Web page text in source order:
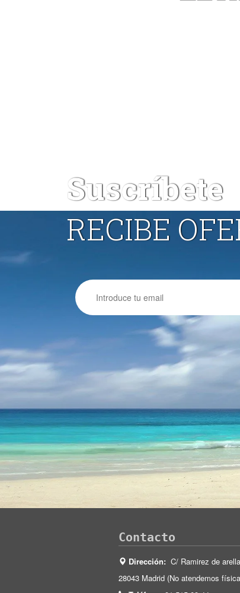
Suscríbete
RECIBE
Email
Contacto
Dirección:C/ Ramirez de
28043 Madrid (No atendemos